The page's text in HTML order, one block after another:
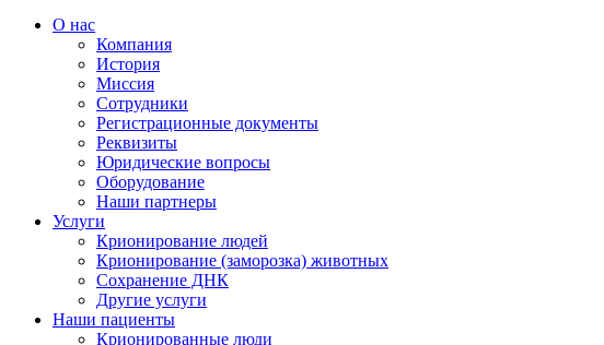
О нас
Компания
История
Миссия
Сотрудники
Регистрационные документы
Реквизиты
Юридические вопросы
Оборудование
Наши партнеры
Услуги
Крионирование людей
Крионирование (заморозка) животных
Сохранение ДНК
Другие услуги
Наши пациенты
Крионированные люди